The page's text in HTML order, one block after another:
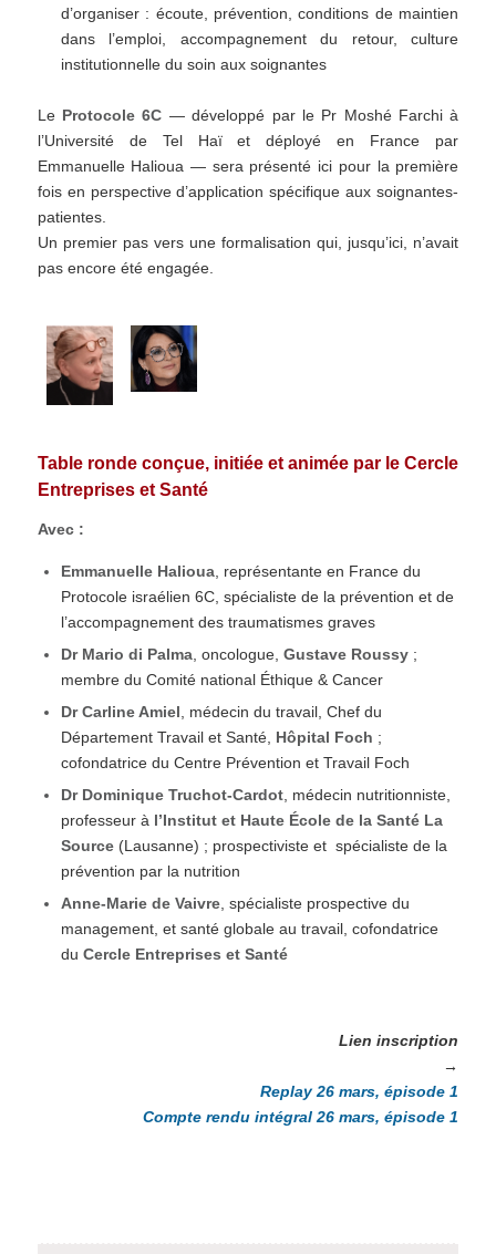
d’organiser : écoute, prévention, conditions de maintien
dans l’emploi, accompagnement du retour, culture
institutionnelle du soin aux soignantes
Le Protocole 6C — développé par le Pr Moshé Farchi à
l’Université de Tel Haï et déployé en France par
Emmanuelle Halioua — sera présenté ici pour la première
fois en perspective d’application spécifique aux soignantes-
patientes.
Un premier pas vers une formalisation qui, jusqu’ici, n’avait
pas encore été engagée.
Table ronde conçue, initiée et animée par le Cercle
Entreprises et Santé
Avec :
Emmanuelle Halioua, représentante en France du
Protocole israélien 6C, spécialiste de la prévention et de
l’accompagnement des traumatismes graves
Dr Mario di Palma, oncologue, Gustave Roussy;
membre du Comité national Éthique & Cancer
Dr Carline Amiel, médecin du travail, Chef du
Département Travail et Santé, Hôpital Foch ;
cofondatrice du Centre Prévention et Travail Foch
Dr Dominique Truchot-Cardot, médecin nutritionniste,
professeur à l’Institut et Haute École de la Santé La
Source(Lausanne) ; prospectiviste et spécialiste de la
prévention par la nutrition
Anne-Marie de Vaivre, spécialiste prospective du
management, et santé globale au travail, cofondatrice
du Cercle Entreprises et Santé
Lien inscription
→
Replay 26 mars, épisode 1
Compte rendu intégral 26 mars, épisode 1